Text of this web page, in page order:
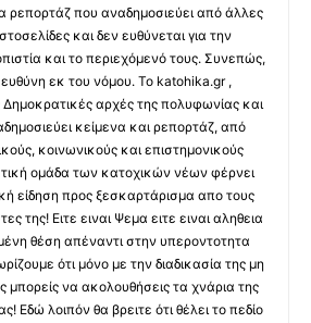
ρεπορτάζ που αναδημοσιεύει από άλλες
και δεν ευθύνεται για την
και το περιεχόμενό τους. Συνεπώς,
εκ του νόμου. Το katohika.gr ,
Δημοκρατικές αρχές της πολυφωνίας και
κείμενα και ρεπορτάζ, από
κοινωνικούς και επιστημονικούς
ομάδα των κατοχικών νέων φέρνει
είδηση προς ξεσκαρτάρισμα απο τους
της! Ειτε ειναι Ψεμα ειτε ειναι αληθεια
θέση απέναντι στην υπεροντοτητα
ότι μόνο με την διαδικασία της μη
μπορείς να ακολουθήσεις τα χνάρια της
Εδώ λοιπόν θα βρειτε ότι θέλει το πεδίο